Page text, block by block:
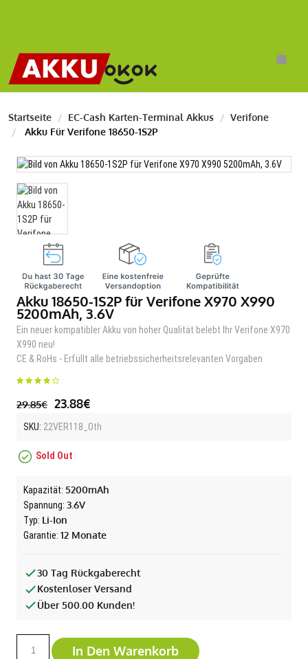
Startseite EC-Cash Karten-Terminal Akkus
Verifone
Akku Für Verifone 18650-1S2P
Akku 18650-1S2P für Verifone X970 X990
5200mAh, 3.6V
Ein neuer kompatibler Akku von hoher Qualität belebt Ihr Verifone X970
X990 neu!
CE & RoHs - Erfüllt alle betriebssicherheitsrelevanten Vorgaben
29.85€ 23.88€
SKU: 22VER118_Oth
Sold Out
Kapazität: 5200mAh
Spannung: 3.6V
Typ: Li-Ion
Garantie: 12 Monate
30 Tag Rückgaberecht
Kostenloser Versand
Über 500.00 Kunden!
In Den Warenkorb